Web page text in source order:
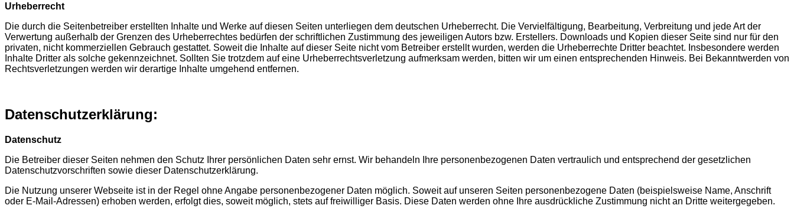
Urheberrecht
Die durch die Seitenbetreiber erstellten Inhalte und Werke auf diesen Seiten unterliegen dem deutschen Urheberrecht. Die Vervielfältigung, Bearbeitung, Verbreitung und jede Art der
Verwertung außerhalb der Grenzen des Urheberrechtes bedürfen der schriftlichen Zustimmung des jeweiligen Autors bzw. Erstellers. Downloads und Kopien dieser Seite sind nur für den
privaten, nicht kommerziellen Gebrauch gestattet. Soweit die Inhalte auf dieser Seite nicht vom Betreiber erstellt wurden, werden die Urheberrechte Dritter beachtet. Insbesondere werden
Inhalte Dritter als solche gekennzeichnet. Sollten Sie trotzdem auf eine Urheberrechtsverletzung aufmerksam werden, bitten wir um einen entsprechenden Hinweis. Bei Bekanntwerden von
Rechtsverletzungen werden wir derartige Inhalte umgehend entfernen.
Datenschutzerklärung:
Datenschutz
Die Betreiber dieser Seiten nehmen den Schutz Ihrer persönlichen Daten sehr ernst. Wir behandeln Ihre personenbezogenen Daten vertraulich und entsprechend der gesetzlichen
Datenschutzvorschriften sowie dieser Datenschutzerklärung.
Die Nutzung unserer Webseite ist in der Regel ohne Angabe personenbezogener Daten möglich. Soweit auf unseren Seiten personenbezogene Daten (beispielsweise Name, Anschrift
oder E-Mail-Adressen) erhoben werden, erfolgt dies, soweit möglich, stets auf freiwilliger Basis. Diese Daten werden ohne Ihre ausdrückliche Zustimmung nicht an Dritte weitergegeben.